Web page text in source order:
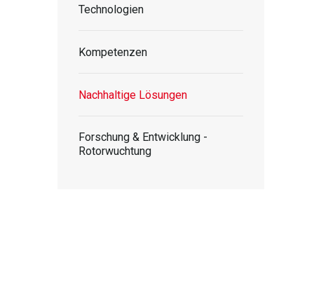
Technologien
Kompetenzen
Nachhaltige Lösungen
Forschung & Entwicklung -
Rotorwuchtung